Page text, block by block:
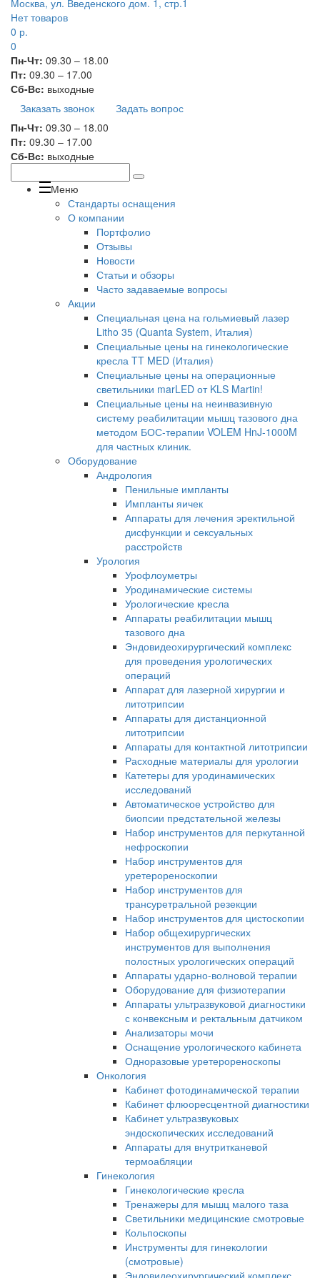
Москва, ул. Введенского дом. 1, стр.1
Нет товаров
0 р.
0
Пн-Чт: 09.30 – 18.00
Пт: 09.30 – 17.00
Сб-Вс: выходные
Заказать звонок
Задать вопрос
Пн-Чт: 09.30 – 18.00
Пт: 09.30 – 17.00
Сб-Вс: выходные
Меню
Стандарты оснащения
О компании
Портфолио
Отзывы
Новости
Статьи и обзоры
Часто задаваемые вопросы
Акции
Специальная цена на гольмиевый лазер
Litho 35 (Quanta System, Италия)
Специальные цены на гинекологические
кресла TT MED (Италия)
Специальные цены на операционные
светильники marLED от KLS Martin!
Специальные цены на неинвазивную
систему реабилитации мышц тазового дна
методом БОС-терапии VOLEM HnJ-1000M
для частных клиник.
Оборудование
Андрология
Пенильные импланты
Импланты яичек
Аппараты для лечения эректильной
дисфункции и сексуальных
расстройств
Урология
Урофлоуметры
Уродинамические системы
Урологические кресла
Аппараты реабилитации мышц
тазового дна
Эндовидеохирургический комплекс
для проведения урологических
операций
Аппарат для лазерной хирургии и
литотрипсии
Аппараты для дистанционной
литотрипсии
Аппараты для контактной литотрипсии
Расходные материалы для урологии
Катетеры для уродинамических
исследований
Автоматическое устройство для
биопсии предстательной железы
Набор инструментов для перкутанной
нефроскопии
Набор инструментов для
уретерореноскопии
Набор инструментов для
трансуретральной резекции
Набор инструментов для цистоскопии
Набор общехирургических
инструментов для выполнения
полостных урологических операций
Аппараты ударно-волновой терапии
Оборудование для физиотерапии
Аппараты ультразвуковой диагностики
с конвексным и ректальным датчиком
Анализаторы мочи
Оснащение урологического кабинета
Одноразовые уретерореноскопы
Онкология
Кабинет фотодинамической терапии
Кабинет флюоресцентной диагностики
Кабинет ультразвуковых
эндоскопических исследований
Аппараты для внутритканевой
термоабляции
Гинекология
Гинекологические кресла
Тренажеры для мышц малого таза
Светильники медицинские смотровые
Кольпоскопы
Инструменты для гинекологии
(смотровые)